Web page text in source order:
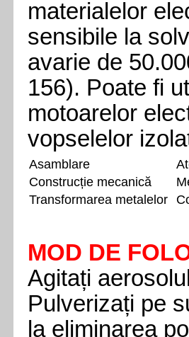
materialelor
sensibile la
avarie de
156). Poate fi
motoarelor
vopselelor
Asamblare
Construcție mecanică
Transformarea metalelor
MOD DE
Agitați
Pulverizați pe
la eliminarea